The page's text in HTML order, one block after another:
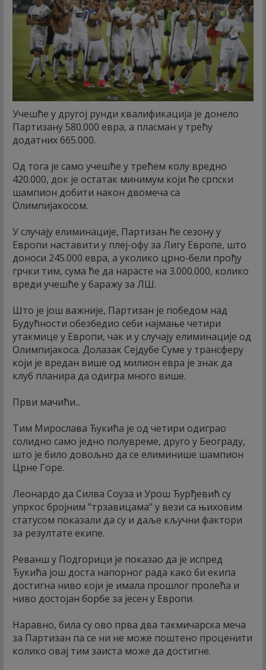
Учешће у другој рунди квалификација је донело
Партизану 580.000 евра, а пласман у трећу
додатних 665.000.
Од тога је само учешће у трећем колу вредно
420.000, док је остатак минимум који ће српски
шампион добити након двомеча са
Олимпијакосом.
У случају елиминације, Партизан ће сезону у
Европи наставити у плеј-офу за Лигу Европе, што
доноси 245.000 евра, а уколико црно-бели прођу
грчки тим, сума ће да нарасте на 3.000.000, колико
вреди учешће у баражу за ЛШ.
Што је још важније, Партизан је победом над
Будућности обезбедио себи најмање четири
утакмице у Европи, чак и у случају елиминације од
Олимпијакоса. Долазак Сејдубе Суме у трансферу
који је вредан више од милион евра је знак да
клуб планира да одигра много више.
Први мачићи...
Тим Мирослава Ђукића је од четири одиграо
солидно само једно полувреме, друго у Београду,
што је било довољно да се елиминише шампион
Црне Горе.
Леонардо да Силва Соуза и Урош Ђурђевић су
упркос бројним "трзавицама" у вези са њиховим
статусом показали да су и даље кључни фактори
за резултате екипе.
Реванш у Подгорици је показао да је испред
Ђукића још доста напорног рада како би екипа
достигна ниво који је имала прошлог пролећа и
ниво достојан борбе за јесен у Европи.
Наравно, била су ово прва два такмичарска меча
за Партизан па се ни не може поштено проценити
колико овај тим заиста може да достигне.